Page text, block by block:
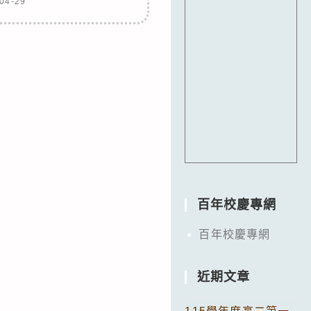
百年校慶專網
百年校慶專網
近期文章